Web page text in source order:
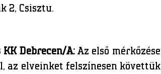
2, Csisztu.
KK Debrecen/A: Az első
az elveinket felszínesen